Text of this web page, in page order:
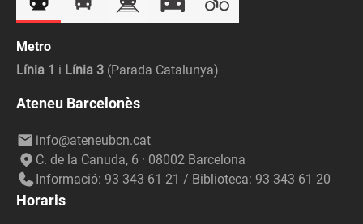
Metro
Línia 1 i Línia 3 (Parada Catalunya)
Ateneu Barcelonès
info@ateneubcn.cat
C. de la Canuda, 6 · 08002 Barcelona
Informació: 93 343 61 21 / Biblioteca: 93 343 61 20
Horaris